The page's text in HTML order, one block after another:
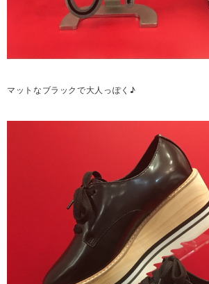
マットなブラックで大人っぽく♪